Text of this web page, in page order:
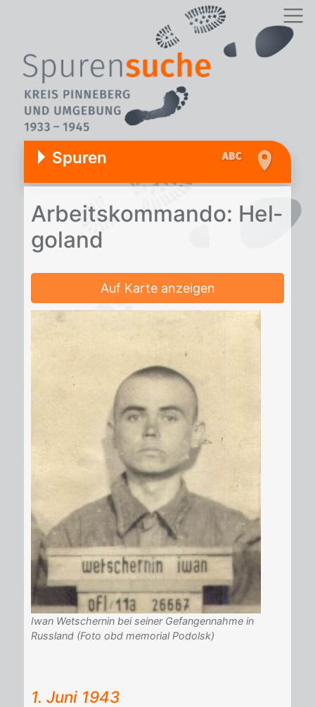
Spuren
Ar­beits­kom­man­do: Hel­
go­land
Auf Karte anzeigen
Iwan Wetschernin bei seiner Gefangennahme in
Russland (Foto obd memorial Podolsk)
1. Juni 1943